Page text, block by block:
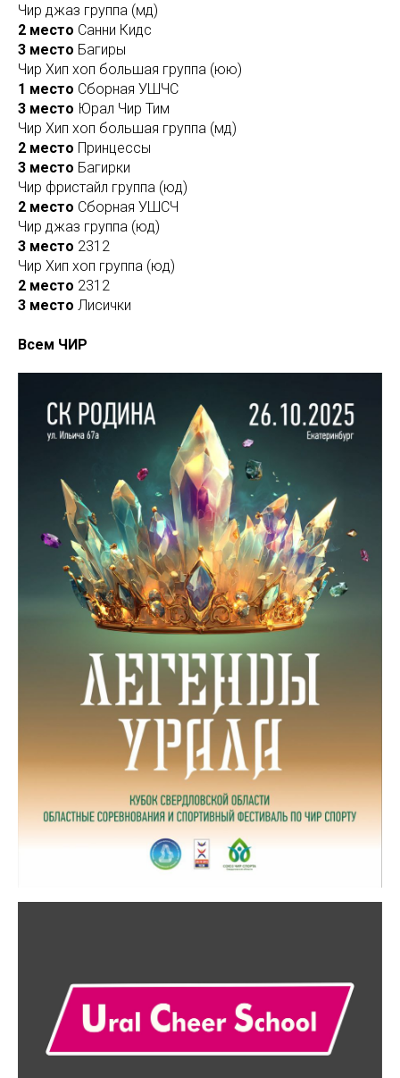
Чир джаз группа (мд)
2 место Санни Кидс
3 место Багиры
Чир Хип хоп большая группа (юю)
1 место Сборная УШЧС
3 место Юрал Чир Тим
Чир Хип хоп большая группа (мд)
2 место Принцессы
3 место Багирки
Чир фристайл группа (юд)
2 место Сборная УШСЧ
Чир джаз группа (юд)
3 место 2312
Чир Хип хоп группа (юд)
2 место 2312
3 место Лисички
Всем ЧИР